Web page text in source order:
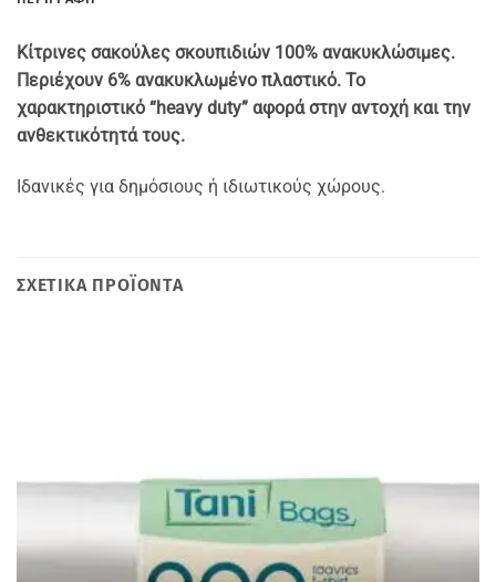
Κίτρινες σακούλες σκουπιδιών 100% ανακυκλώσιμες.
Περιέχουν 6% ανακυκλωμένο πλαστικό. Το
χαρακτηριστικό “heavy duty” αφορά στην αντοχή και την
ανθεκτικότητά τους.
Ιδανικές για δημόσιους ή ιδιωτικούς χώρους.
ΣΧΕΤΙΚΆ ΠΡΟΪΌΝΤΑ